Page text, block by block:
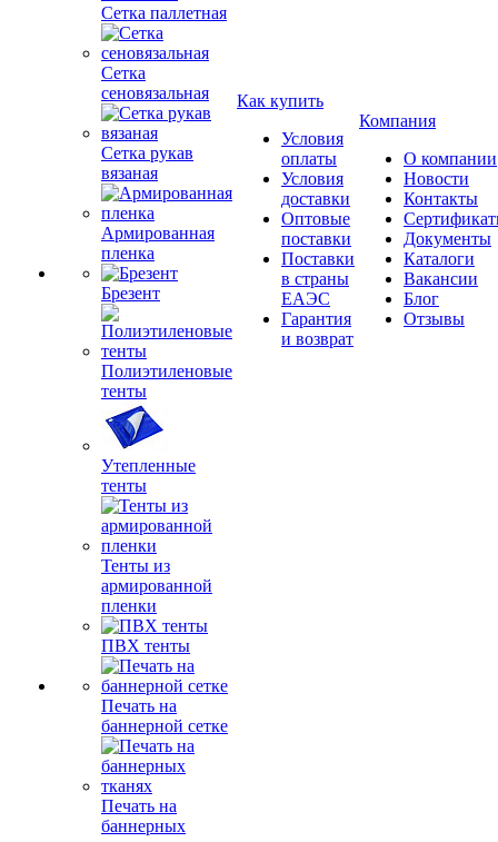
Сетка паллетная
Сетка
сеновязальная
Сетка рукав
вязаная
Армированная
пленка
Брезент
Полиэтиленовые
тенты
Утепленные
тенты
Тенты из
армированной
пленки
ПВХ тенты
Печать на
баннерной сетке
Печать на
баннерных
Как купить
Условия
оплаты
Условия
доставки
Оптовые
поставки
Поставки
в страны
ЕАЭС
Гарантия
и возврат
Компания
О компании
Новости
Контакты
Документы
Каталоги
Вакансии
Блог
Отзывы